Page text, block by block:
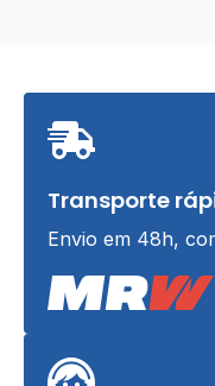
Transporte
Envio em 48h,